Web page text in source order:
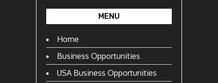
MENU
Home
Business Opportunities
USA Business Opportunities